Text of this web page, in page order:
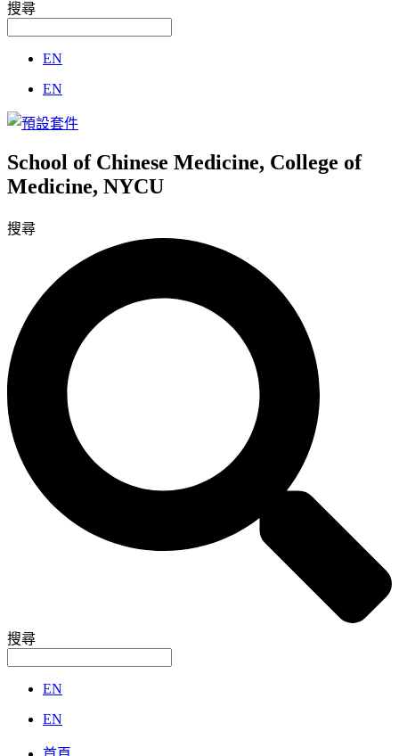
搜尋
EN
EN
School of Chinese Medicine, College of
Medicine, NYCU
搜尋
搜尋
EN
EN